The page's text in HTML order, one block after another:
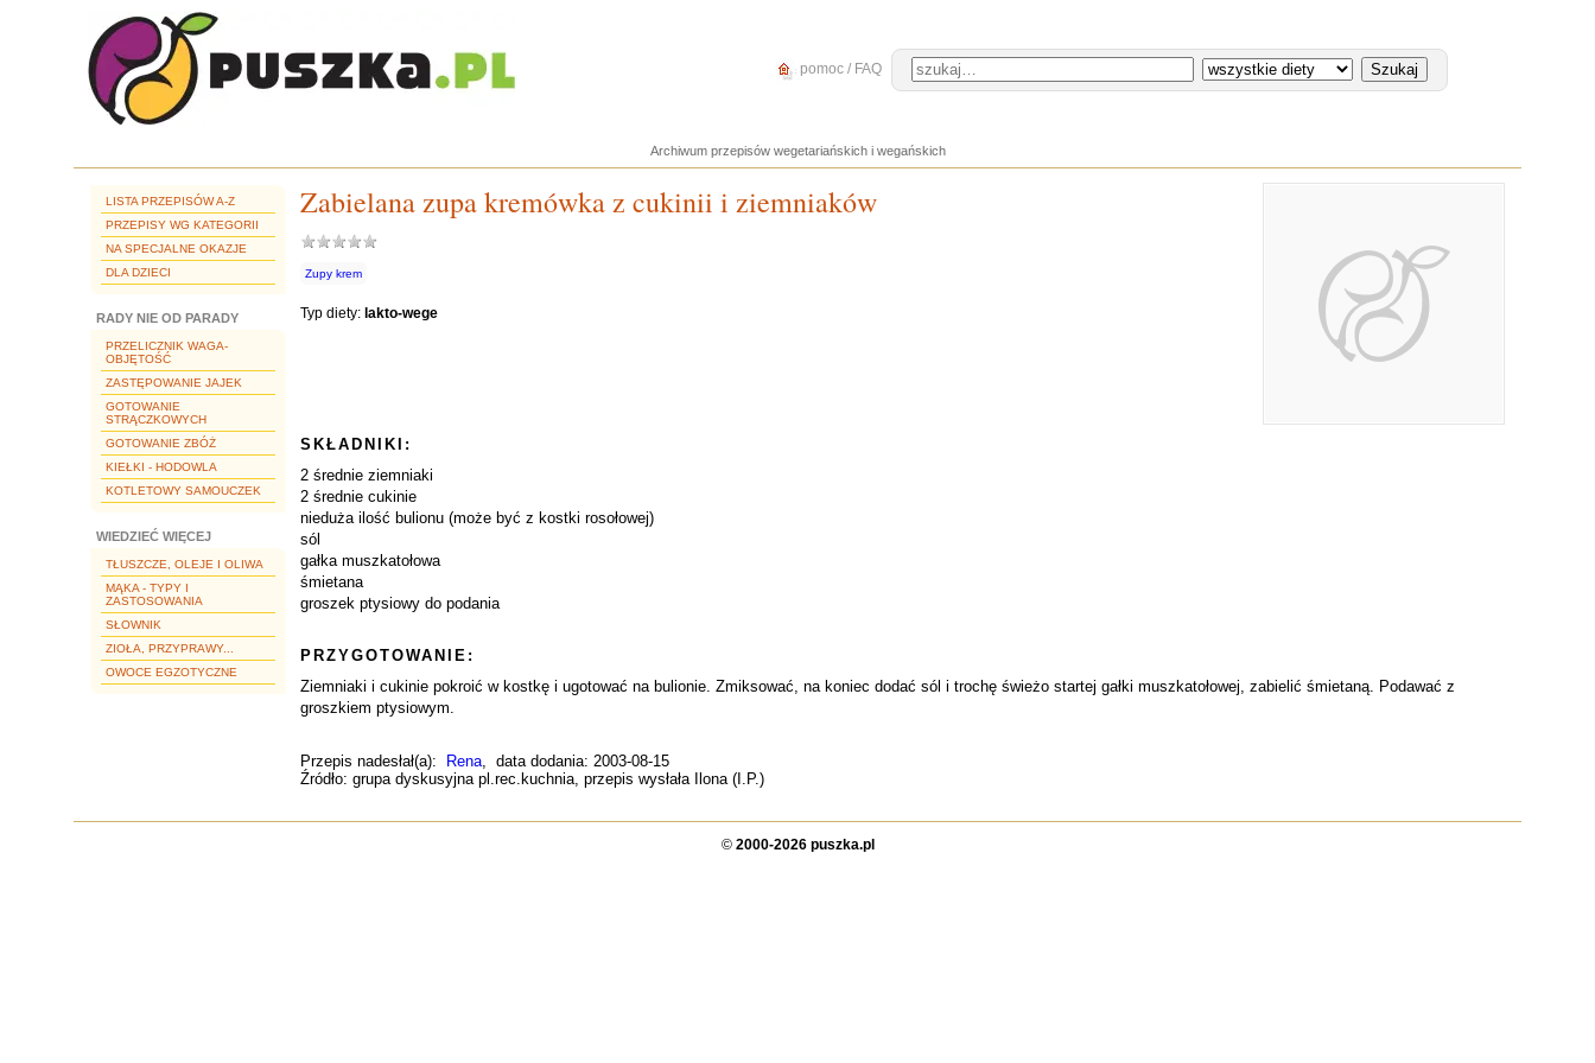
pomoc / FAQ
Archiwum przepisów wegetariańskich i wegańskich
LISTA PRZEPISÓW A-Z
PRZEPISY WG KATEGORII
NA SPECJALNE OKAZJE
DLA DZIECI
RADY NIE OD PARADY
PRZELICZNIK WAGA-
OBJĘTOŚĆ
ZASTĘPOWANIE JAJEK
GOTOWANIE
STRĄCZKOWYCH
GOTOWANIE ZBÓŻ
KIEŁKI - HODOWLA
KOTLETOWY SAMOUCZEK
WIEDZIEĆ WIĘCEJ
TŁUSZCZE, OLEJE I OLIWA
MĄKA - TYPY I
ZASTOSOWANIA
SŁOWNIK
ZIOŁA, PRZYPRAWY...
OWOCE EGZOTYCZNE
Zabielana zupa kremówka z cukinii i ziemniaków
Zupy krem
Typ diety: lakto-wege
SKŁADNIKI:
2 średnie ziemniaki
2 średnie cukinie
nieduża ilość bulionu (może być z kostki rosołowej)
sól
gałka muszkatołowa
śmietana
groszek ptysiowy do podania
PRZYGOTOWANIE:
Ziemniaki i cukinie pokroić w kostkę i ugotować na bulionie. Zmiksować, na koniec dodać sól i trochę świeżo startej gałki muszkatołowej, zabielić śmietaną. Podawać z
groszkiem ptysiowym.
Przepis nadesłał(a): Rena, data dodania: 2003-08-15
Źródło: grupa dyskusyjna pl.rec.kuchnia, przepis wysłała Ilona (I.P.)
© 2000-2026 puszka.pl